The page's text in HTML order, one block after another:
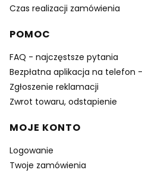
Czas realizacji zamówienia
POMOC
FAQ - najczęstsze pytania
Bezpłatna aplikacja na telefon
Zgłoszenie reklamacji
Zwrot towaru, odstapienie
MOJE KONTO
Logowanie
Twoje zamówienia